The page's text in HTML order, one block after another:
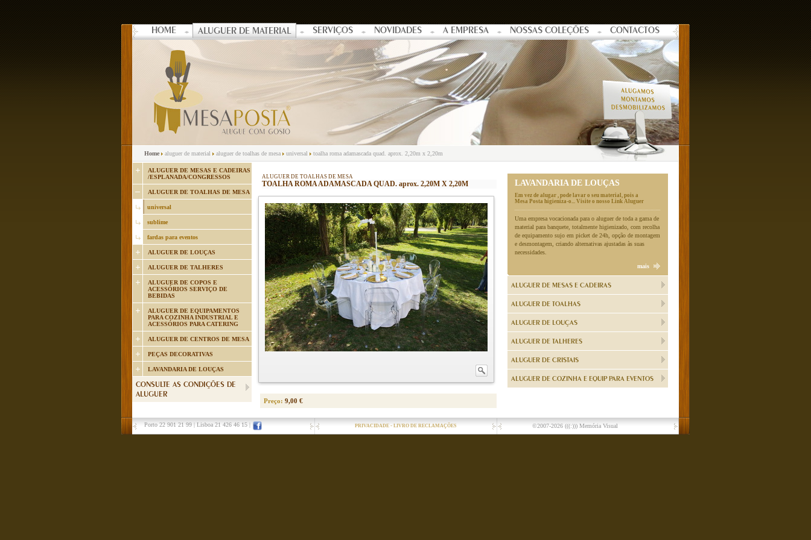
HOME ALUGUER DE MATERIAL SERVIÇOS NOVIDADES A EMPRESA NOSSAS COLEÇÕES CONTACTOS
Home aluguer de material aluguer de toalhas de mesa universal toalha roma adamascada quad. aprox. 2,20m x 2,20m
ALUGUER DE MESAS E CADEIRAS
/ESPLANADA/CONGRESSOS
ALUGUER DE TOALHAS DE MESA
universal
sublime
fardas para eventos
ALUGUER DE LOUÇAS
ALUGUER DE TALHERES
ALUGUER DE COPOS E
ACESSÓRIOS SERVIÇO DE
BEBIDAS
ALUGUER DE EQUIPAMENTOS
PARA COZINHA INDUSTRIAL E
ACESSÓRIOS PARA CATERING
ALUGUER DE CENTROS DE MESA
PEÇAS DECORATIVAS
LAVANDARIA DE LOUÇAS
CONSULTE AS CONDIÇÕES DE
ALUGUER
ALUGUER DE TOALHAS DE MESA
TOALHA ROMA ADAMASCADA QUAD. aprox. 2,20M X 2,20M
Preço: 9,00 €
LAVANDARIA DE LOUÇAS
Em vez de alugar , pode lavar o seu material, pois a
Mesa Posta higieniza-o... Visite o nosso Link Aluguer
Uma empresa vocacionada para o aluguer de toda a gama de
material para banquete, totalmente higienizado, com recolha
de equipamento sujo em picket de 24h, opção de montagem
e desmontagem, criando alternativas ajustadas às suas
necessidades.
mais
ALUGUER DE MESAS E CADEIRAS
ALUGUER DE TOALHAS
ALUGUER DE LOUÇAS
ALUGUER DE TALHERES
ALUGUER DE CRISTAIS
ALUGUER DE COZINHA E EQUIP PARA EVENTOS
Porto 22 901 21 99 Lisboa 21 426 46 15 PRIVACIDADE - LIVRO DE RECLAMAÇÕES ©2007-2026 (((:))) Memória Visual